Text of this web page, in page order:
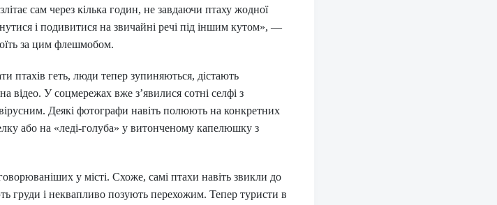
сам через кілька годин, не завдаючи птаху жодної
і подивитися на звичайні речі під іншим кутом», —
за цим флешмобом.
птахів геть, люди тепер зупиняються, дістають
відео. У соцмережах вже з’явилися сотні селфі з
Деякі фотографи навіть полюють на конкретних
або на «леді-голуба» у витонченому капелюшку з
у місті. Схоже, самі птахи навіть звикли до
груди і неквапливо позують перехожим. Тепер туристи в